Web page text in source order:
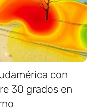
con
30 grados en